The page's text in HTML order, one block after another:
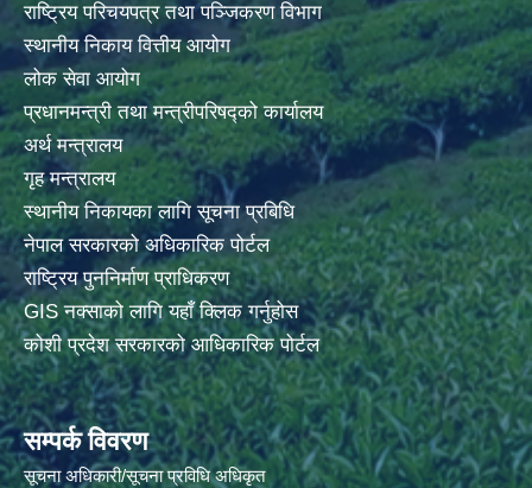
राष्ट्रिय परिचयपत्र तथा पञ्जिकरण विभाग
स्थानीय निकाय वित्तीय आयोग
लोक सेवा आयोग
प्रधानमन्त्री तथा मन्त्रीपरिषद्को कार्यालय
अर्थ मन्त्रालय
गृह मन्त्रालय
स्थानीय निकायका लागि सूचना प्रबिधि
नेपाल सरकारको अधिकारिक पोर्टल
राष्ट्रिय पुननिर्माण प्राधिकरण
GIS नक्साको लागि यहाँ क्लिक गर्नुहोस
कोशी प्रदेश सरकारको आधिकारिक पोर्टल
सम्पर्क विवरण
सूचना अधिकारी/सूचना प्रविधि अधिकृत